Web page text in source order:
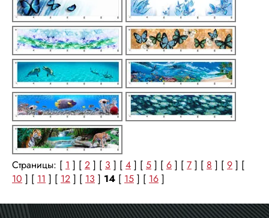
Страницы: [ 1 ] [ 2 ] [ 3 ] [ 4 ] [ 5 ] [ 6 ] [ 7 ] [ 8 ] [ 9 ] [
10 ] [ 11 ] [ 12 ] [ 13 ] 14 [ 15 ] [ 16 ]